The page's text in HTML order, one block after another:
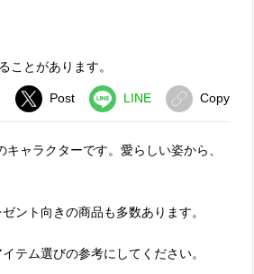
とがあります。
Post LINE Copy
ャラクターです。愛らしい姿から、
ント向きの商品も多数あります。
テム選びの参考にしてください。